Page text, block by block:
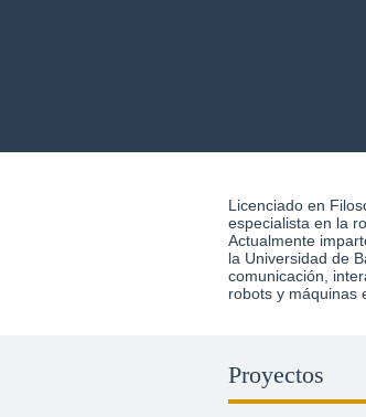
Licenciado en
especialista en la
Actualmente
la Universidad de
comunicación,
robots y máquinas
reactivas entre
participado en
internacionales, y
Proyectos